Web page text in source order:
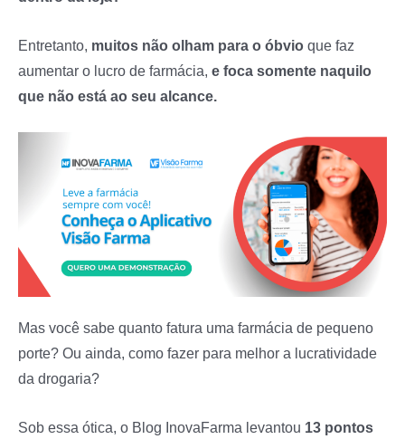
Entretanto, muitos não olham para o óbvio que faz
aumentar o lucro de farmácia, e foca somente naquilo
que não está ao seu alcance.
Mas você sabe quanto fatura uma farmácia de pequeno
porte? Ou ainda, como fazer para melhor a lucratividade
da drogaria?
Sob essa ótica, o Blog InovaFarma levantou 13 pontos